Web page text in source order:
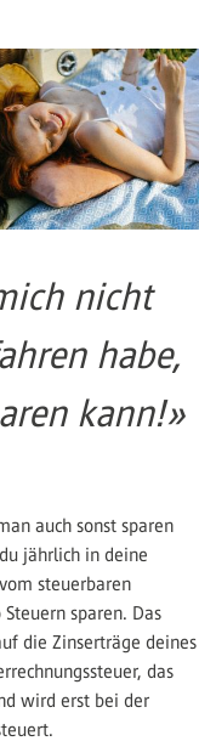
nicht
habe,
kann!»
auch sonst sparen
jährlich in deine
steuerbaren
sparen. Das
die Zinserträge deines
das
wird erst bei der